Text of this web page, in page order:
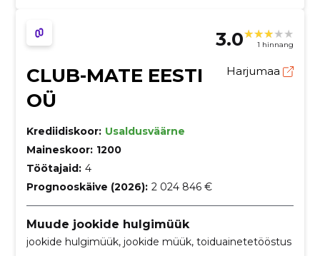
3.0 1 hinnang
CLUB-MATE EESTI
OÜ
Harjumaa
Krediidiskoor: Usaldusväärne
Maineskoor: 1200
Töötajaid: 4
Prognooskäive (2026): 2 024 846 €
Muude jookide hulgimüük
jookide hulgimüük, jookide müük, toiduainetetööstus